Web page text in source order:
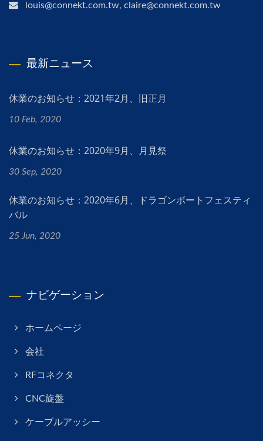
louis@connekt.com.tw, claire@connekt.com.tw
最新ニュース
休業のお知らせ：2021年2月、旧正月
10 Feb, 2020
休業のお知らせ：2020年9月、月見祭
30 Sep, 2020
休業のお知らせ：2020年6月、ドラゴンボートフェスティ
バル
25 Jun, 2020
ナビゲーション
ホームページ
会社
RFコネクタ
CNC旋盤
ケーブルアッシー